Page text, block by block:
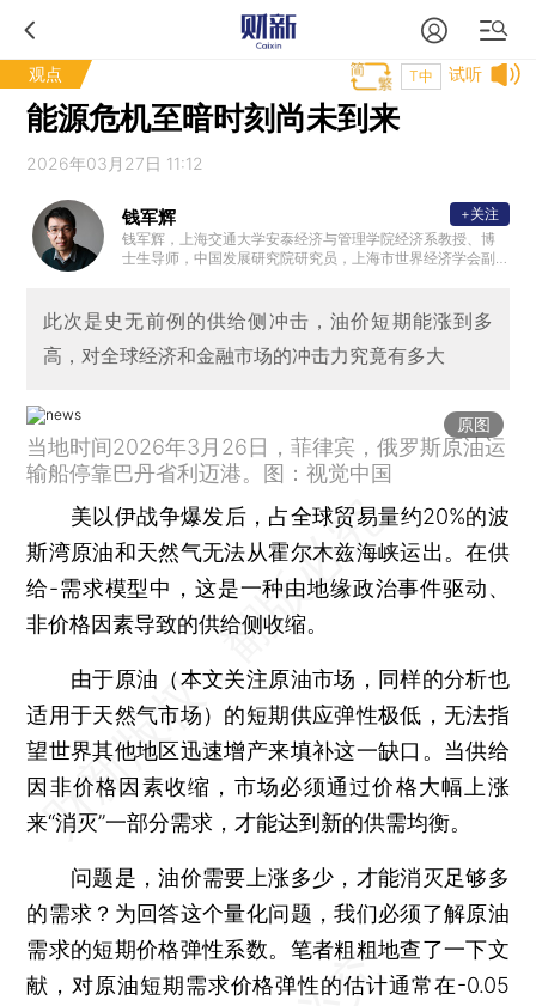
观点 试听
T中
能源危机至暗时刻尚未到来
2026年03月27日 11:12
钱军辉
钱军辉，上海交通大学安泰经济与管理学院经济系教授、博
士生导师，中国发展研究院研究员，上海市世界经济学会副
+关注
此次是史无前例的供给侧冲击，油价短期能涨到多
高，对全球经济和金融市场的冲击力究竟有多大
原图
当地时间2026年3月26日，菲律宾，俄罗斯原油运
输船停靠巴丹省利迈港。图：视觉中国
美以伊战争爆发后，占全球贸易量约20%的波
斯湾原油和天然气无法从霍尔木兹海峡运出。在供
给-需求模型中，这是一种由地缘政治事件驱动、
非价格因素导致的供给侧收缩。
由于原油（本文关注原油市场，同样的分析也
适用于天然气市场）的短期供应弹性极低，无法指
望世界其他地区迅速增产来填补这一缺口。当供给
因非价格因素收缩，市场必须通过价格大幅上涨
来“消灭”一部分需求，才能达到新的供需均衡。
问题是，油价需要上涨多少，才能消灭足够多
的需求？为回答这个量化问题，我们必须了解原油
需求的短期价格弹性系数。笔者粗粗地查了一下文
献，对原油短期需求价格弹性的估计通常在-0.05